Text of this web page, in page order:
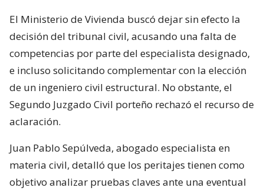
El Ministerio de Vivienda buscó dejar sin efecto la
decisión del tribunal civil, acusando una falta de
competencias por parte del especialista designado,
e incluso solicitando complementar con la elección
de un ingeniero civil estructural. No obstante, el
Segundo Juzgado Civil porteño rechazó el recurso de
aclaración.
Juan Pablo Sepúlveda, abogado especialista en
materia civil, detalló que los peritajes tienen como
objetivo analizar pruebas claves ante una eventual